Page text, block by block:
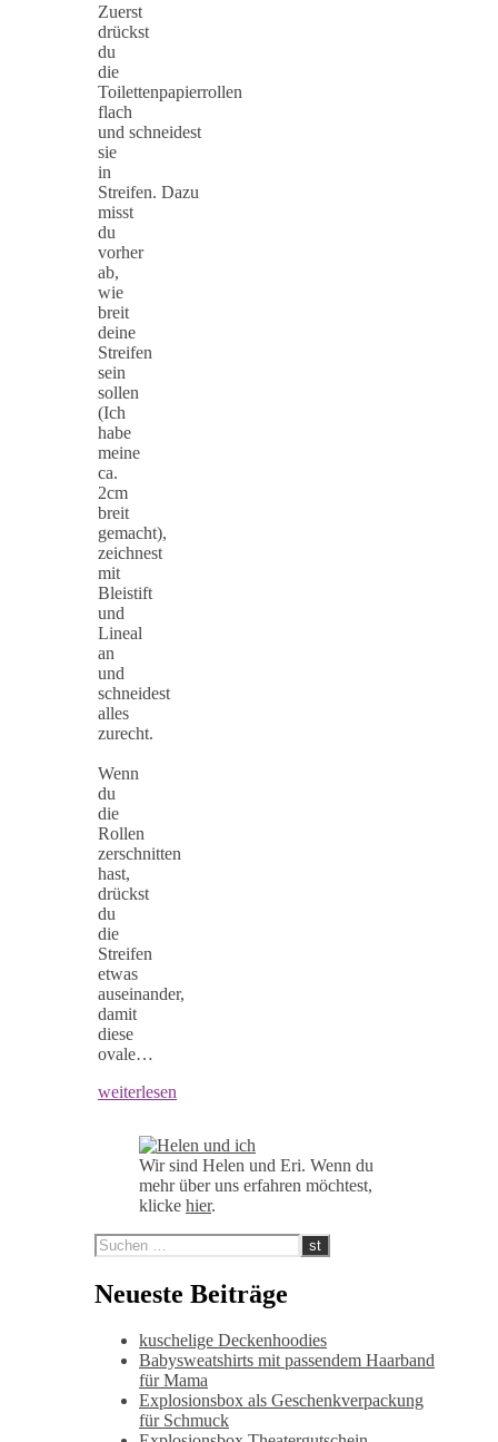
Zuerst
drückst
du
die
Toilettenpapierrollen
flach
und schneidest
sie
in
Streifen. Dazu
misst
du
vorher
ab,
wie
breit
deine
Streifen
sein
sollen
(Ich
habe
meine
ca.
2cm
breit
gemacht),
zeichnest
mit
Bleistift
und
Lineal
an
und
schneidest
alles
zurecht.
Wenn
du
die
Rollen
zerschnitten
hast,
drückst
du
die
Streifen
etwas
auseinander,
damit
diese
ovale…
weiterlesen
Wir sind Helen und Eri. Wenn du
mehr über uns erfahren möchtest,
klicke hier.
Neueste Beiträge
kuschelige Deckenhoodies
Babysweatshirts mit passendem Haarband
für Mama
Explosionsbox als Geschenkverpackung
für Schmuck